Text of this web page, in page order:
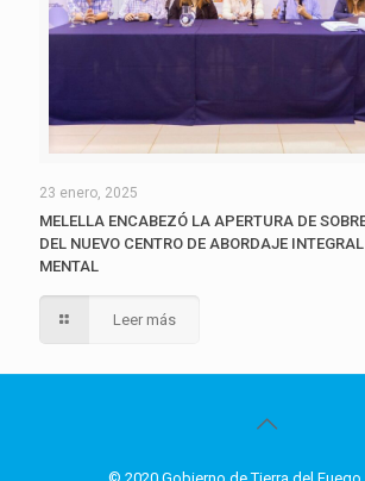
23 enero, 2025
MELELLA ENCABEZÓ LA APERTURA DE
DEL NUEVO CENTRO DE ABORDAJE
MENTAL
Leer más